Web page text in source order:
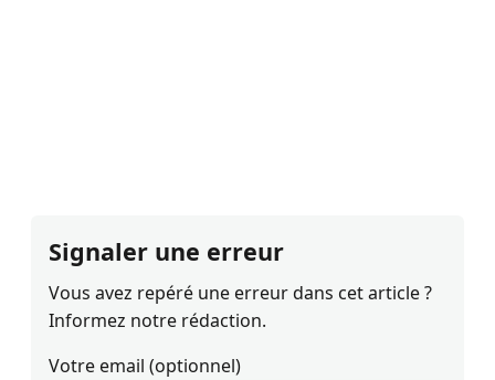
Signaler une erreur
Vous avez repéré une erreur dans cet article ?
Informez notre rédaction.
Votre email (optionnel)